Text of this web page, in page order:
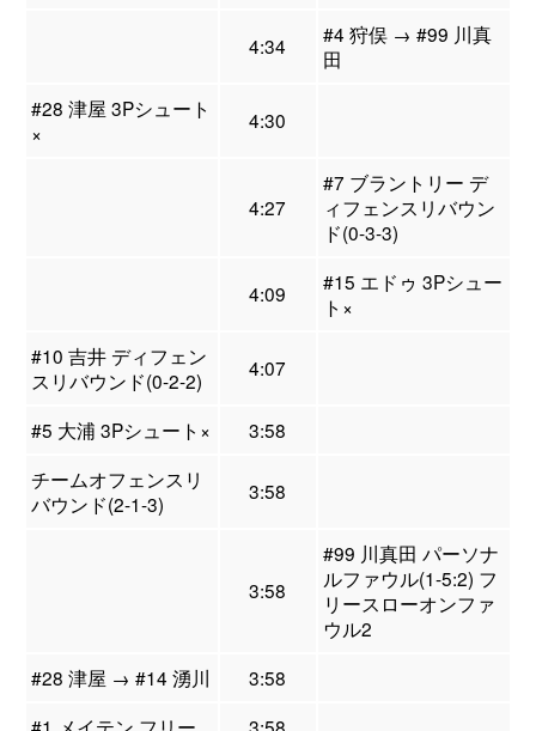
4:34
#4 狩俣 → #99 川真
田
#28 津屋 3Pシュート
×
4:30
4:27
#7 ブラントリー デ
ィフェンスリバウン
ド(0-3-3)
4:09
#15 エドゥ 3Pシュー
ト×
#10 吉井 ディフェン
スリバウンド(0-2-2)
4:07
#5 大浦 3Pシュート×
3:58
チームオフェンスリ
バウンド(2-1-3)
3:58
3:58
#99 川真田 パーソナ
ルファウル(1-5:2) フ
リースローオンファ
ウル2
#28 津屋 → #14 湧川
3:58